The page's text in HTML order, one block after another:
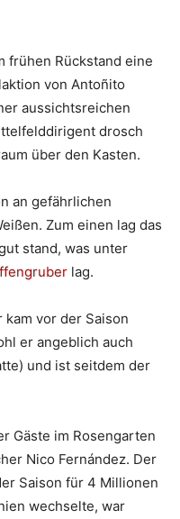
frühen Rückstand eine
von Antoñito
aussichtsreichen
drosch
über den Kasten.
an gefährlichen
Zum einen lag das
stand, was unter
lag.
vor der Saison
er angeblich auch
und ist seitdem der
Gäste im Rosengarten
Nico Fernández. Der
Saison für 4 Millionen
wechselte, war